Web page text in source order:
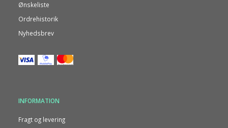
Ønskeliste
Ordrehistorik
Nyhedsbrev
INFORMATION
Fragt og levering